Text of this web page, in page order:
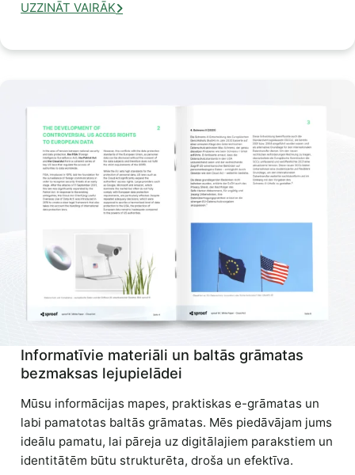
UZZINĀT VAIRĀK
Informatīvie materiāli un baltās grāmatas
bezmaksas lejupielādei
Mūsu informācijas mapes, praktiskas e-grāmatas un
labi pamatotas baltās grāmatas. Mēs piedāvājam jums
ideālu pamatu, lai pāreja uz digitālajiem parakstiem un
identitātēm būtu strukturēta, droša un efektīva.